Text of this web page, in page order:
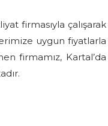
firmasıyla çalışarak
uygun fiyatlarla
firmamız, Kartal’da